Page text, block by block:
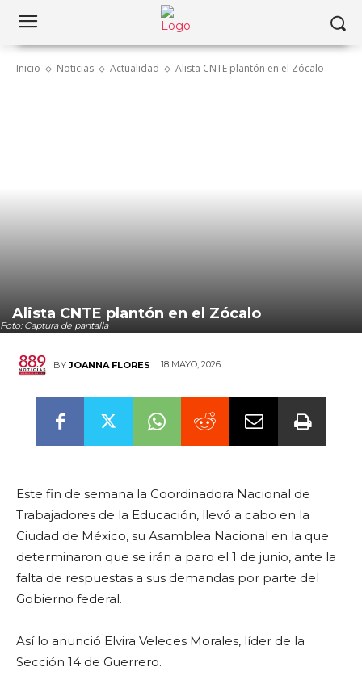
Inicio Noticias Actualidad Alista CNTE plantón en el Zócalo
Foto: Captura de pantalla
Alista CNTE plantón en el Zócalo
BY JOANNA FLORES 18 MAYO, 2026
Este fin de semana la Coordinadora Nacional de
Trabajadores de la Educación, llevó a cabo en la
Ciudad de México, su Asamblea Nacional en la que
determinaron que se irán a paro el 1 de junio, ante la
falta de respuestas a sus demandas por parte del
Gobierno federal.
Así lo anunció Elvira Veleces Morales, líder de la
Sección 14 de Guerrero.